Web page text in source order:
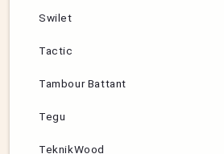
Swilet
Tactic
Tambour Battant
Tegu
TeknikWood